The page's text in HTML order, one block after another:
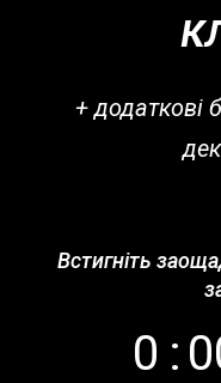
+ додаткові
Встигніть
0 : 0